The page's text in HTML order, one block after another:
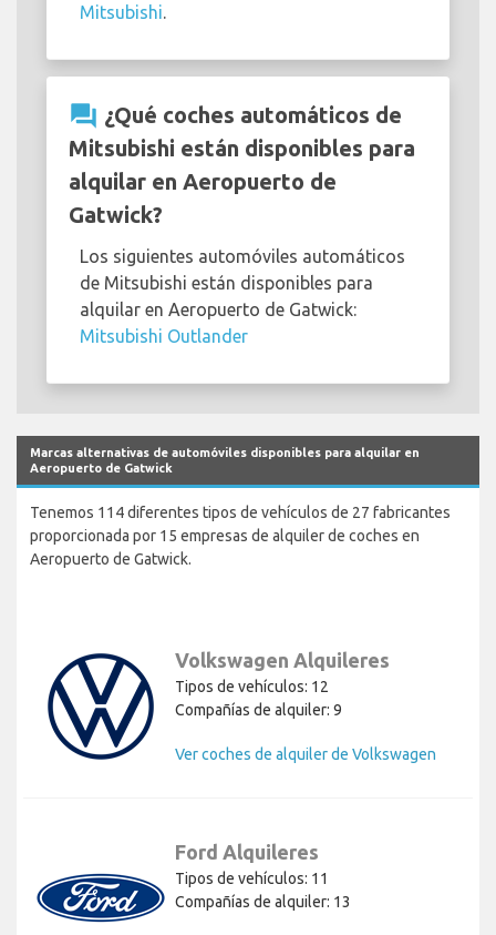
Mitsubishi
question_answer ¿Qué coches automáticos de
Mitsubishi están disponibles para
alquilar en Aeropuerto de
Gatwick?
Los siguientes automóviles automáticos
de Mitsubishi están disponibles para
alquilar en Aeropuerto de Gatwick:
Mitsubishi Outlander
Marcas alternativas de automóviles disponibles para alquilar en
Aeropuerto de Gatwick
Tenemos 114 diferentes tipos de vehículos de 27 fabricantes
proporcionada por 15 empresas de alquiler de coches en
Aeropuerto de Gatwick.
Volkswagen Alquileres
Tipos de vehículos: 12
Compañías de alquiler: 9
Ver coches de alquiler de Volkswagen
Ford Alquileres
Tipos de vehículos: 11
Compañías de alquiler: 13